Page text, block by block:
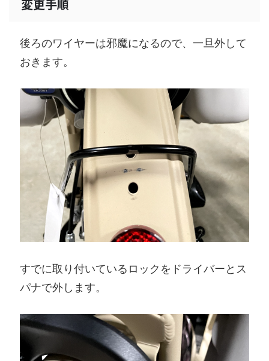
変更手順
後ろのワイヤーは邪魔になるので、一旦外して
おきます。
すでに取り付いているロックをドライバーとス
パナで外します。